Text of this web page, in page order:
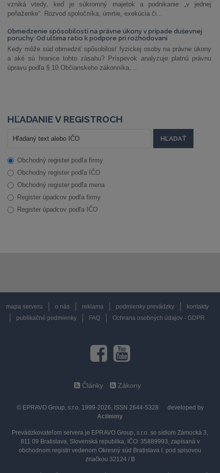
vzniká vtedy, keď je súkromný majetok a podnikanie „v jednej
peňaženke“. Rozvod spoločníka, úmrtie, exekúcia či...
Obmedzenie spôsobilosti na právne úkony v prípade duševnej
poruchy: Od ultima ratio k podpore pri rozhodovaní
Kedy môže súd obmedziť spôsobilosť fyzickej osoby na právne úkony
a aké sú hranice tohto zásahu? Príspevok analyzuje platnú právnu
úpravu podľa § 10 Občianskeho zákonníka,...
HĽADANIE V REGISTROCH
Obchodný register podľa firmy
Obchodný register podľa IČO
Obchodný register podľa mena
Register úpadcov podľa firmy
Register úpadcov podľa IČO
mapa serveru o nás reklama podmienky prevádzky
kontakty
publikačné podmienky
FAQ Ochrana osobných údajov - GDPR
Články Zákony
© EPRAVO Group, s.r.o. 1999-2026, ISSN 2644-5328
developed by
Actimmy
Prevádzkovateľom servera je EPRAVO Group, s.r.o. so sídlom Zámocká 3,
811 09 Bratislava, Slovenská republika, IČO: 35889993, zapísaná v
obchodnom registri vedenom Okresný súd Bratislava I. pod spisovou
značkou 32124 / B